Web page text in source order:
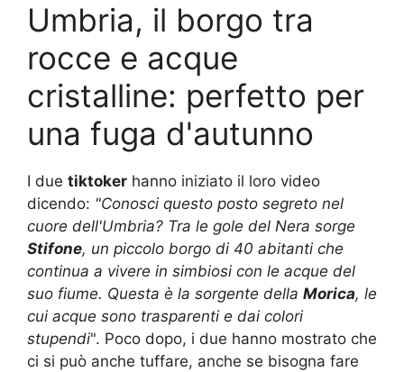
Umbria, il borgo tra
rocce e acque
cristalline: perfetto per
una fuga d'autunno
I due tiktoker hanno iniziato il loro video
dicendo: "Conosci questo posto segreto nel
cuore dell'Umbria? Tra le gole del Nera sorge
Stifone, un piccolo borgo di 40 abitanti che
continua a vivere in simbiosi con le acque del
suo fiume. Questa è la sorgente della Morica, le
cui acque sono trasparenti e dai colori
stupendi". Poco dopo, i due hanno mostrato che
ci si può anche tuffare, anche se bisogna fare